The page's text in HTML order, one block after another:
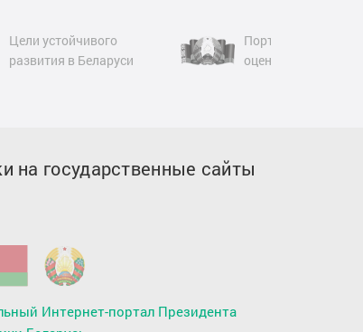
Цели устойчивого
развития в Беларуси
Портал
оценки
на государственные сайты
Интернет-портал Президента